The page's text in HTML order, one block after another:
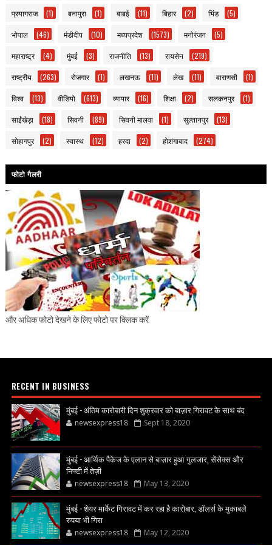
प्रयागराज (1) बनापुरा (1) बाबई (11) बिहार (2) भिंड (5)
भोपाल (46) मंडीदीप (10) मध्यप्रदेश (1573) मनोरंजन (5)
महाराष्ट्र (4) मुंबई (3) राजनीति (13) रायसेन (219)
राष्ट्रीय (263) रोजगार (1) लखनऊ (11) लेख (11) वाराणसी (1)
विश्व (13) वीडियो (613) व्यापार (16) शिक्षा (2) सलकनपुर (1)
साईंखेड़ा (18) सिवनी (89) सिवनी मालवा (1) सुल्तानपुर (13)
सोहागपुर (2) स्वास्थ (12) हरदा (2) होशंगाबाद (274)
फोटो गैलरी
और अधिक फोटो देखने के लिए फोटो पर क्लिक करें
RECENT IN BUSINESS
मुंबई - अंतिम कारोबारी दिन शुक्रवार को बाज़ार गिरावट के साथ बंद
newsexpress18 Sept 18, 2020
मुंबई - आर्थिक पैकेज के एलान से बाज़ार हुआ गुलजार, सेंसेक्स और
निफ्टी में तेज़ी
newsexpress18 May 13, 2020
मुंबई - शेयर मार्केट गिरावट में कर रहा है कारोबार, डॉलर्स के मुकाबले
रुपया भी गिरा
newsexpress18 May 12, 2020